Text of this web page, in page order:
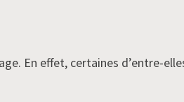
En effet, certaines d’entre-